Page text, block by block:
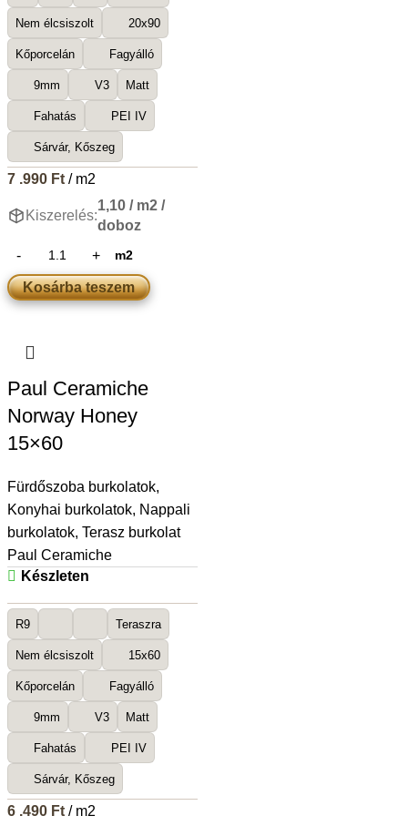
Nem élcsiszolt 20x90
Kőporcelán Fagyálló
9mm V3 Matt
Fahatás PEI IV
Sárvár, Kőszeg
7 .990 Ft/ m2
Kiszerelés:
1,10 / m2 /
doboz
m2
Kosárba teszem
Paul Ceramiche
Norway Honey
15×60
Fürdőszoba burkolatok,
Konyhai burkolatok, Nappali
burkolatok, Terasz burkolat
Paul Ceramiche
Készleten
R9 Teraszra
Nem élcsiszolt 15x60
Kőporcelán Fagyálló
9mm V3 Matt
Fahatás PEI IV
Sárvár, Kőszeg
6 .490 Ft/ m2